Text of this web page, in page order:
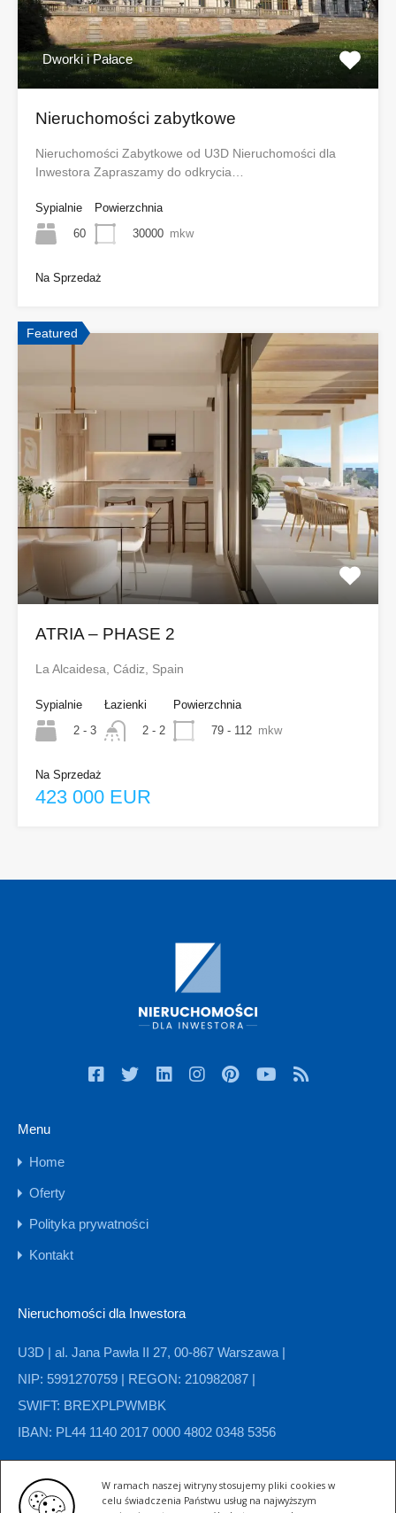
W ramach naszej witryny stosujemy pliki cookies w
celu świadczenia Państwu usług na najwyższym
Dworki i Pałace
Nieruchomości zabytkowe
Nieruchomości Zabytkowe od U3D Nieruchomości dla
Inwestora Zapraszamy do odkrycia…
Sypialnie
60
Powierzchnia
30000 mkw
Na Sprzedaż
Featured
ATRIA – PHASE 2
La Alcaidesa, Cádiz, Spain
Sypialnie
2 - 3
Łazienki
2 - 2
Powierzchnia
79 - 112 mkw
Na Sprzedaż
423 000 EUR
Menu
Home
Oferty
Polityka prywatności
Kontakt
Nieruchomości dla Inwestora
U3D | al. Jana Pawła II 27, 00-867 Warszawa |
NIP: 5991270759 | REGON: 210982087 |
SWIFT: BREXPLPWMBK
IBAN: PL44 1140 2017 0000 4802 0348 5356
Kategorie nieruchomości